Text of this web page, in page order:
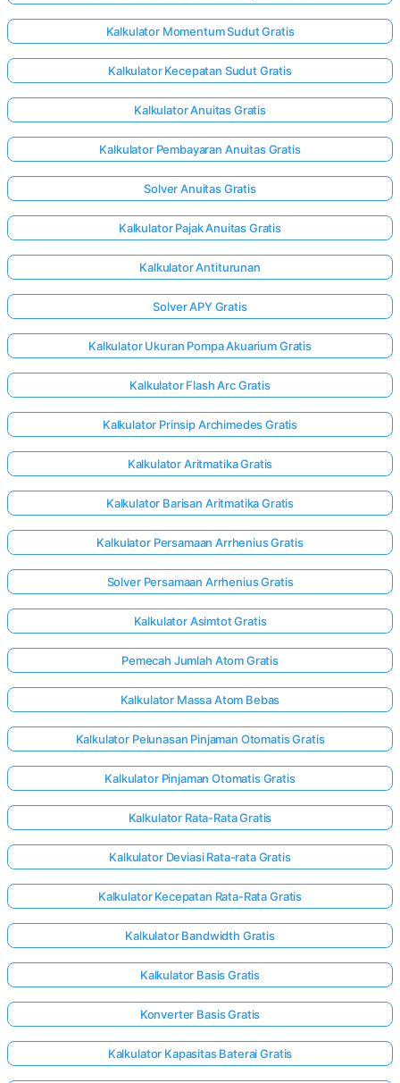
Kalkulator Momentum Sudut Gratis
Kalkulator Kecepatan Sudut Gratis
Kalkulator Anuitas Gratis
Kalkulator Pembayaran Anuitas Gratis
Solver Anuitas Gratis
Kalkulator Pajak Anuitas Gratis
Kalkulator Antiturunan
Solver APY Gratis
Kalkulator Ukuran Pompa Akuarium Gratis
Kalkulator Flash Arc Gratis
Kalkulator Prinsip Archimedes Gratis
Kalkulator Aritmatika Gratis
Kalkulator Barisan Aritmatika Gratis
Kalkulator Persamaan Arrhenius Gratis
Solver Persamaan Arrhenius Gratis
Kalkulator Asimtot Gratis
Pemecah Jumlah Atom Gratis
Kalkulator Massa Atom Bebas
Kalkulator Pelunasan Pinjaman Otomatis Gratis
Kalkulator Pinjaman Otomatis Gratis
Kalkulator Rata-Rata Gratis
Kalkulator Deviasi Rata-rata Gratis
Kalkulator Kecepatan Rata-Rata Gratis
Kalkulator Bandwidth Gratis
Kalkulator Basis Gratis
Konverter Basis Gratis
Kalkulator Kapasitas Baterai Gratis